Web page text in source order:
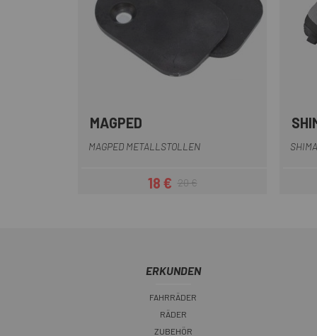
MAGPED
MAGPED METALLSTOLLEN
Preis
18 € Regulärer Preis
20 €
ERKUNDEN
FAHRRÄDER
RÄDER
ZUBEHÖR